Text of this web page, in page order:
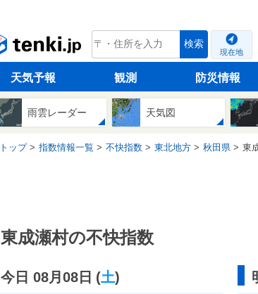
tenki.jp 検索
現在地
天気予報 観測 防災情報
雨雲レーダー 天気図
トップ 指数情報一覧 不快指数 東北地方 秋田県 東
東成瀬村の不快指数
今日 08月08日 (土)